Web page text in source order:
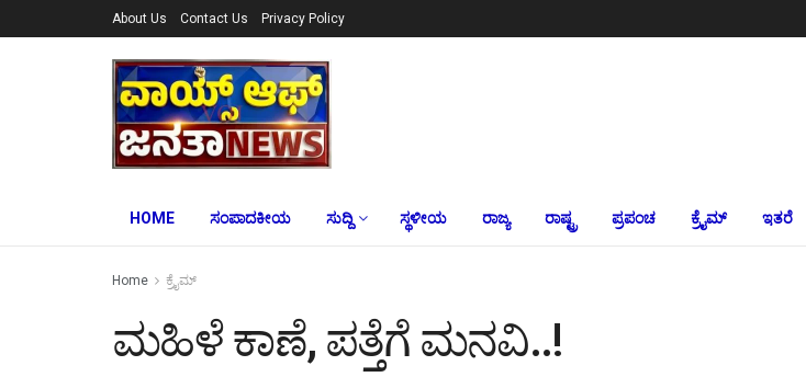
About Us Contact Us Privacy Policy
HOME ಸಂಪಾದಕೀಯ ಸುದ್ದಿ ಸ್ಥಳೀಯ ರಾಜ್ಯ ರಾಷ್ಟ್ರ ಪ್ರಪಂಚ ಕ್ರೈಮ್‌ ಇತರೆ
Home ಕ್ರೈಮ್‌
ಮಹಿಳೆ ಕಾಣೆ, ಪತ್ತೆಗೆ ಮನವಿ..!